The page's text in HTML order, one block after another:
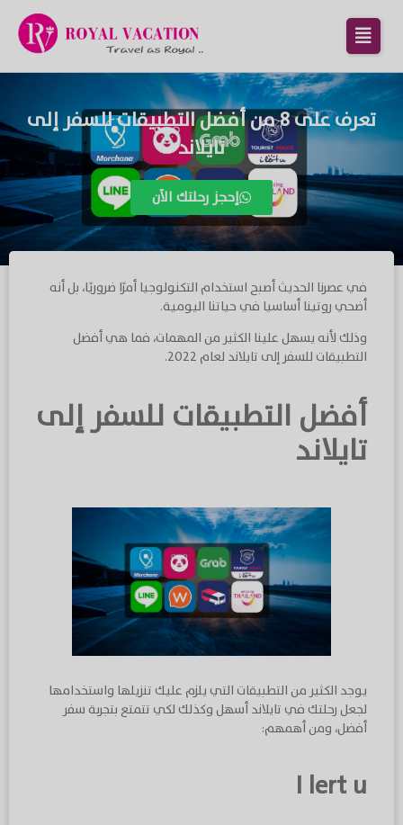
تعرف على 8 من أفضل التطبيقات للسفر إلى
تايلاند
إحجز رحلتك الآن
في عصرنا الحديث أصبح استخدام التكنولوجيا أمرًا ضروريًا، بل أنه
أضحي روتينا أساسيا في حياتنا اليومية.
وذلك لأنه يسهل علينا الكثير من المهمات، فما هي أفضل
التطبيقات للسفر إلى تايلاند لعام ٢٠٢٢.
أفضل التطبيقات للسفر إلى
تايلاند
يوجد الكثير من التطبيقات التي يلزم عليك تنزيلها واستخدامها
لجعل رحلتك في تايلاند أسهل وكذلك لكي تتمتع بتجربة سفر
أفضل، ومن أهمهم:
I lert u